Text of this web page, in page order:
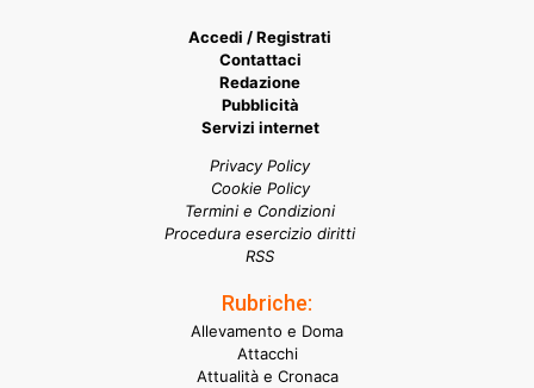
Accedi / Registrati
Contattaci
Redazione
Pubblicità
Servizi internet
Privacy Policy
Cookie Policy
Termini e Condizioni
Procedura esercizio diritti
RSS
Rubriche:
Allevamento e Doma
Attacchi
Attualità e Cronaca